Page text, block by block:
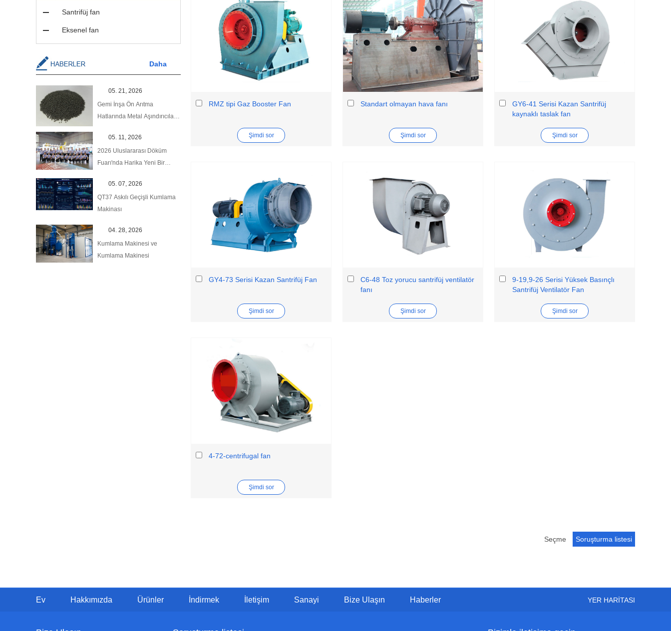
RMZ tipi Gaz Booster Fan
Şimdi sor
Standart olmayan hava fanı
Şimdi sor
GY6-41 Serisi Kazan Santrifüj
kaynaklı taslak fan
Şimdi sor
GY4-73 Serisi Kazan Santrifüj Fan
Şimdi sor
C6-48 Toz yorucu santrifüj ventilatör
fanı
Şimdi sor
9-19,9-26 Serisi Yüksek Basınçlı
Santrifüj Ventilatör Fan
Şimdi sor
4-72-centrifugal fan
Şimdi sor
Seçme
Santrifüj fan
Eksenel fan
Daha
05. 21, 2026
Gemi İnşa Ön Arıtma
Hatlarında Metal Aşındırıcıların
05. 11, 2026
2026 Uluslararası Döküm
Fuarı'nda Harika Yeni Bir
05. 07, 2026
QT37 Askılı Geçişli Kumlama
Makinası
04. 28, 2026
Kumlama Makinesi ve
Kumlama Makinesi
Ev Hakkımızda Ürünler İndirmek İletişim Sanayi Bize Ulaşın Haberler YER HARITASI